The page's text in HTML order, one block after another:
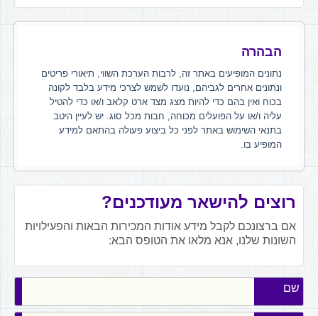
הבהרה
נתונים המופיעים באתר זה, לרבות הערכת השווי, תיאורי פריטים
ונתונים אחרים לגביהם, נועדו לשמש לצרכי מידע בלבד לקונה
בכוח ואין בהם כדי להיות מצג מצד ארט קלאב ו/או כדי להטיל
עליה ו/או על הפועלים מכוחה, חבות מכל סוג. יש לעיין היטב
בתנאי השימוש באתר לפני כל ביצוע פעולה בהתאם למידע
המופיע בו.
רוצים להישאר מעודכנים?
אם ברצונכם לקבל מידע אודות המכירות הבאות והפעילויות
השונות שלנו, אנא מלאו את הטופס הבא:
שם